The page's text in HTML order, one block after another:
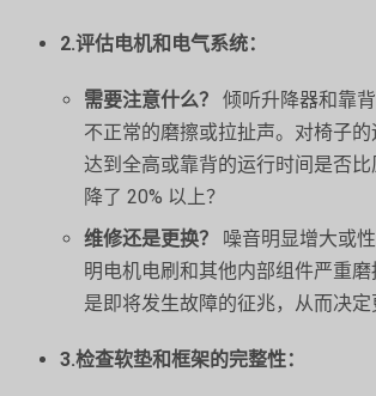
2.评估电机和电气系统：
需要注意什么？
倾听升降器和靠
不正常的磨擦或拉扯声。对椅子
达到全高或靠背的运行时间是否
降了 20% 以上？
维修还是更换？
噪音明显增大或
明电机电刷和其他内部组件严重
是即将发生故障的征兆，从而决定
3.检查软垫和框架的完整性：